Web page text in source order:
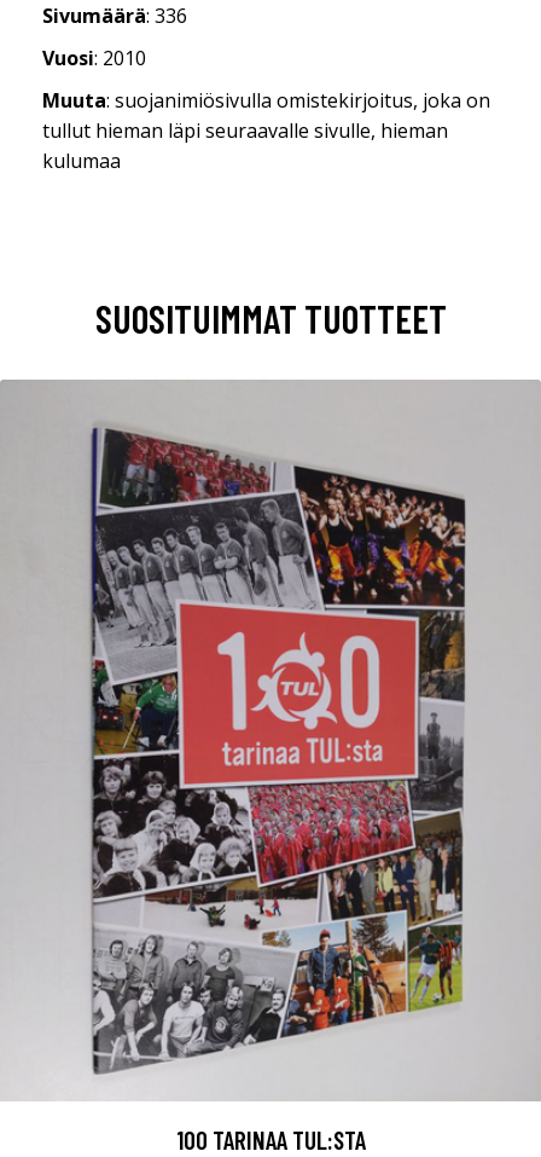
Sivumäärä: 336
Vuosi: 2010
Muuta: suojanimiösivulla omistekirjoitus, joka on
tullut hieman läpi seuraavalle sivulle, hieman
kulumaa
SUOSITUIMMAT TUOTTEET
100 TARINAA TUL:STA